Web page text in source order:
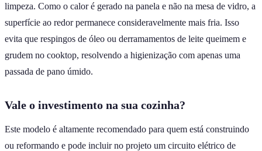
limpeza. Como o calor é gerado na panela e não na mesa de vidro, a
superfície ao redor permanece consideravelmente mais fria. Isso
evita que respingos de óleo ou derramamentos de leite queimem e
grudem no cooktop, resolvendo a higienização com apenas uma
passada de pano úmido.
Vale o investimento na sua cozinha?
Este modelo é altamente recomendado para quem está construindo
ou reformando e pode incluir no projeto um circuito elétrico de